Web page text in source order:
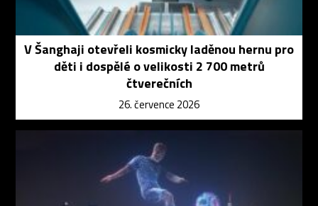
V Šanghaji otevřeli kosmicky laděnou hernu pro
děti i dospělé o velikosti 2 700 metrů
čtverečních
26. července 2026